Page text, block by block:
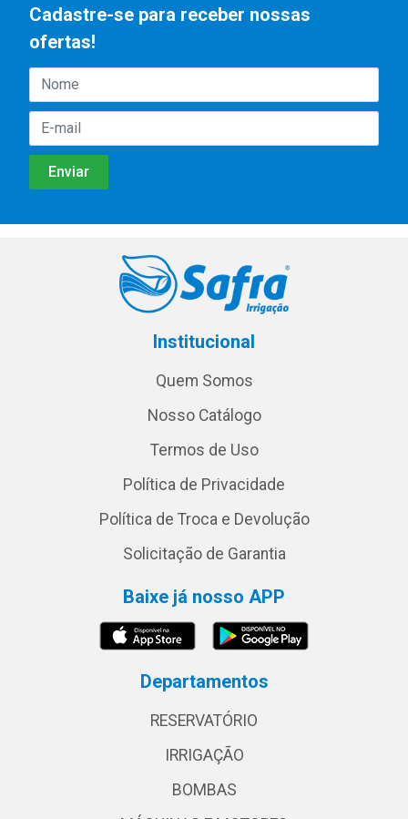
Cadastre-se para receber nossas
ofertas!
Institucional
Quem Somos
Nosso Catálogo
Termos de Uso
Política de Privacidade
Política de Troca e Devolução
Solicitação de Garantia
Baixe já nosso APP
Departamentos
RESERVATÓRIO
IRRIGAÇÃO
BOMBAS